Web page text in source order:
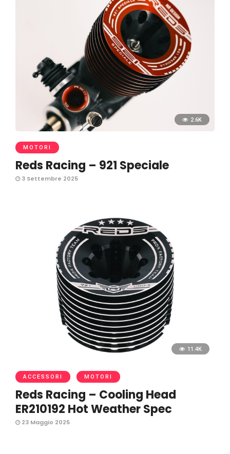
2.6K
MOTORI
Reds Racing – 921 Speciale
3 Settembre 2025
11.4K
ACCESSORI MOTORI
Reds Racing – Cooling Head
ER210192 Hot Weather Spec
23 Maggio 2025